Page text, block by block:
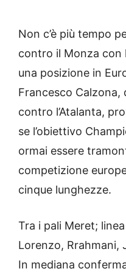
Non c’è più tempo
contro il Monza con
una posizione in
Francesco
contro l’Atalanta,
se l’obiettivo
ormai essere
competizione
cinque lunghezze.
Tra i pali Meret;
Lorenzo, Rrahmani,
In mediana